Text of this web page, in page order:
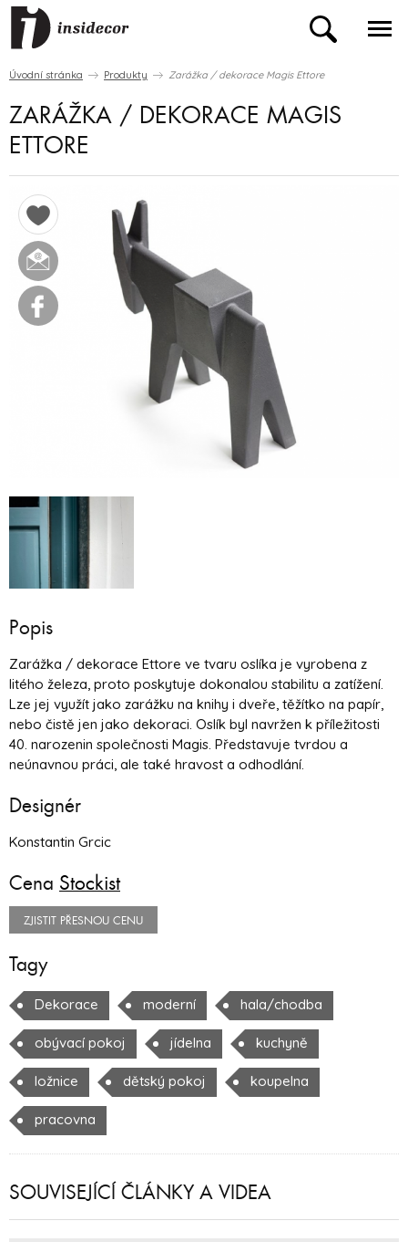
Úvodní stránka Produkty Zarážka / dekorace Magis Ettore
ZARÁŽKA / DEKORACE MAGIS
ETTORE
Popis
Zarážka / dekorace Ettore ve tvaru oslíka je vyrobena z
litého železa, proto poskytuje dokonalou stabilitu a zatížení.
Lze jej využít jako zarážku na knihy i dveře, těžítko na papír,
nebo čistě jen jako dekoraci. Oslík byl navržen k příležitosti
40. narozenin společnosti Magis. Představuje tvrdou a
neúnavnou práci, ale také hravost a odhodlání.
Designér
Konstantin Grcic
Cena Stockist
ZJISTIT PŘESNOU CENU
Tagy
Dekorace moderní hala/chodba
obývací pokoj jídelna kuchyně
ložnice dětský pokoj koupelna
pracovna
SOUVISEJÍCÍ ČLÁNKY A VIDEA